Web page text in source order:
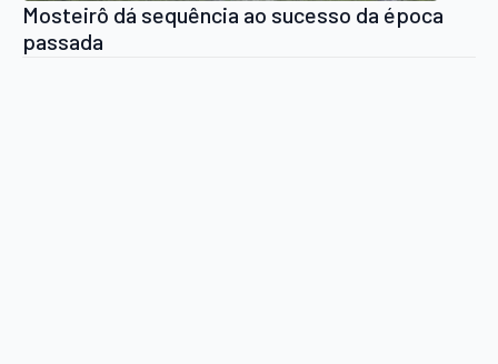
Mosteirô dá sequência ao sucesso da época
passada